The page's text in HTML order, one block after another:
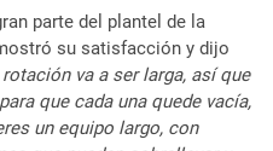
parte del plantel de la
su satisfacción y dijo
va a ser larga, así que
que cada una quede vacía,
un equipo largo, con